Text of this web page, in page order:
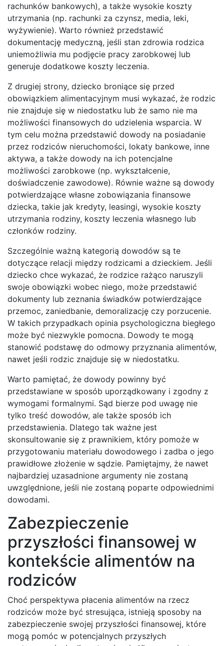
rachunków bankowych), a także wysokie koszty
utrzymania (np. rachunki za czynsz, media, leki,
wyżywienie). Warto również przedstawić
dokumentację medyczną, jeśli stan zdrowia rodzica
uniemożliwia mu podjęcie pracy zarobkowej lub
generuje dodatkowe koszty leczenia.
Z drugiej strony, dziecko broniące się przed
obowiązkiem alimentacyjnym musi wykazać, że rodzic
nie znajduje się w niedostatku lub że samo nie ma
możliwości finansowych do udzielenia wsparcia. W
tym celu można przedstawić dowody na posiadanie
przez rodziców nieruchomości, lokaty bankowe, inne
aktywa, a także dowody na ich potencjalne
możliwości zarobkowe (np. wykształcenie,
doświadczenie zawodowe). Równie ważne są dowody
potwierdzające własne zobowiązania finansowe
dziecka, takie jak kredyty, leasingi, wysokie koszty
utrzymania rodziny, koszty leczenia własnego lub
członków rodziny.
Szczególnie ważną kategorią dowodów są te
dotyczące relacji między rodzicami a dzieckiem. Jeśli
dziecko chce wykazać, że rodzice rażąco naruszyli
swoje obowiązki wobec niego, może przedstawić
dokumenty lub zeznania świadków potwierdzające
przemoc, zaniedbanie, demoralizację czy porzucenie.
W takich przypadkach opinia psychologiczna biegłego
może być niezwykle pomocna. Dowody te mogą
stanowić podstawę do odmowy przyznania alimentów,
nawet jeśli rodzic znajduje się w niedostatku.
Warto pamiętać, że dowody powinny być
przedstawiane w sposób uporządkowany i zgodny z
wymogami formalnymi. Sąd bierze pod uwagę nie
tylko treść dowodów, ale także sposób ich
przedstawienia. Dlatego tak ważne jest
skonsultowanie się z prawnikiem, który pomoże w
przygotowaniu materiału dowodowego i zadba o jego
prawidłowe złożenie w sądzie. Pamiętajmy, że nawet
najbardziej uzasadnione argumenty nie zostaną
uwzględnione, jeśli nie zostaną poparte odpowiednimi
dowodami.
Zabezpieczenie
przyszłości finansowej w
kontekście alimentów na
rodziców
Choć perspektywa płacenia alimentów na rzecz
rodziców może być stresująca, istnieją sposoby na
zabezpieczenie swojej przyszłości finansowej, które
mogą pomóc w potencjalnych przyszłych